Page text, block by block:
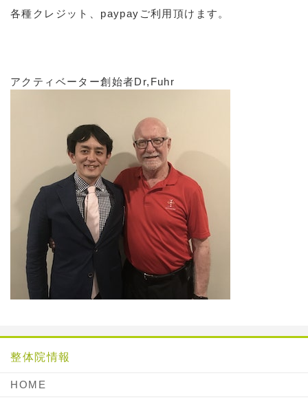
各種クレジット、paypayご利用頂けます。
アクティベーター創始者Dr,Fuhr
整体院情報
HOME